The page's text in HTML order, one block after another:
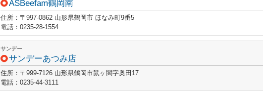
ASBeefam鶴岡南
住所：〒997-0862 山形県鶴岡市 ほなみ町9番5
電話：0235-28-1554
サンデー
サンデーあつみ店
住所：〒999-7126 山形県鶴岡市鼠ヶ関字奥田17
電話：0235-44-3111